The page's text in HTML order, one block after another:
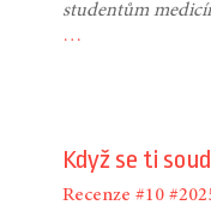
studentům
…
Když se ti
Recenze #10